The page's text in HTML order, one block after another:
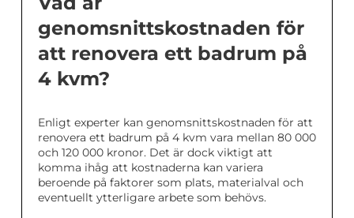
genomsnittskostnaden för
att renovera ett badrum på
4 kvm?
Enligt experter kan genomsnittskostnaden för att
renovera ett badrum på 4 kvm vara mellan 80 000
och 120 000 kronor. Det är dock viktigt att
komma ihåg att kostnaderna kan variera
beroende på faktorer som plats, materialval och
eventuellt ytterligare arbete som behövs.